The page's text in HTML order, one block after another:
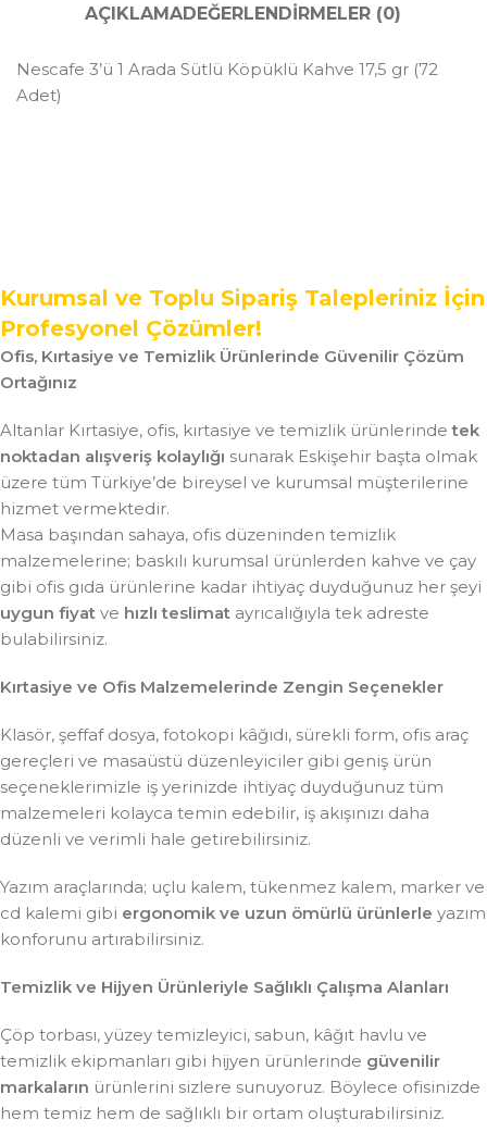
AÇIKLAMADEĞERLENDIRMELER (0)
Nescafe 3’ü 1 Arada Sütlü Köpüklü Kahve 17,5 gr (72
Adet)
Kurumsal ve Toplu Sipariş Talepleriniz İçin
Profesyonel Çözümler!
Ofis, Kırtasiye ve Temizlik Ürünlerinde Güvenilir Çözüm
Ortağınız
Altanlar Kırtasiye, ofis, kırtasiye ve temizlik ürünlerindetek
noktadan alışveriş kolaylığı sunarak Eskişehir başta olmak
üzere tüm Türkiye’de bireysel ve kurumsal müşterilerine
hizmet vermektedir.
Masa başından sahaya, ofis düzeninden temizlik
malzemelerine; baskılı kurumsal ürünlerden kahve ve çay
gibi ofis gıda ürünlerine kadar ihtiyaç duyduğunuz her şeyi
uygun fiyat ve hızlı teslimat ayrıcalığıyla tek adreste
bulabilirsiniz.
Kırtasiye ve Ofis Malzemelerinde Zengin Seçenekler
Klasör, şeffaf dosya, fotokopi kâğıdı, sürekli form, ofis araç
gereçleri ve masaüstü düzenleyiciler gibi geniş ürün
seçeneklerimizle iş yerinizde ihtiyaç duyduğunuz tüm
malzemeleri kolayca temin edebilir, iş akışınızı daha
düzenli ve verimli hale getirebilirsiniz.
Yazım araçlarında; uçlu kalem, tükenmez kalem, marker ve
cd kalemi gibi ergonomik ve uzun ömürlü ürünlerle yazım
konforunu artırabilirsiniz.
Temizlik ve Hijyen Ürünleriyle Sağlıklı Çalışma Alanları
Çöp torbası, yüzey temizleyici, sabun, kâğıt havlu ve
temizlik ekipmanları gibi hijyen ürünlerinde güvenilir
markaların ürünlerini sizlere sunuyoruz. Böylece ofisinizde
hem temiz hem de sağlıklı bir ortam oluşturabilirsiniz.